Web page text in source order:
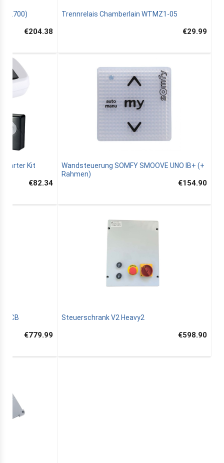
€204.38
Trennrelais Chamberlain WTMZ1-05
€29.99
Starter Kit
€82.34
Wandsteuerung SOMFY SMOOVE UNO IB+ (+
Rahmen)
€154.90
€779.99
Steuerschrank V2 Heavy2
€598.90